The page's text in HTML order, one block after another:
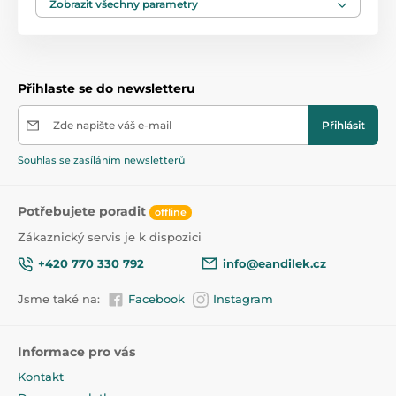
Zobrazit všechny parametry
Přihlaste se do newsletteru
Zde napište váš e-mail Přihlásit
Souhlas se zasíláním newsletterů
Potřebujete poradit offline
Zákaznický servis je k dispozici
+420 770 330 792
info@eandilek.cz
Jsme také na: Facebook Instagram
Informace pro vás
Kontakt